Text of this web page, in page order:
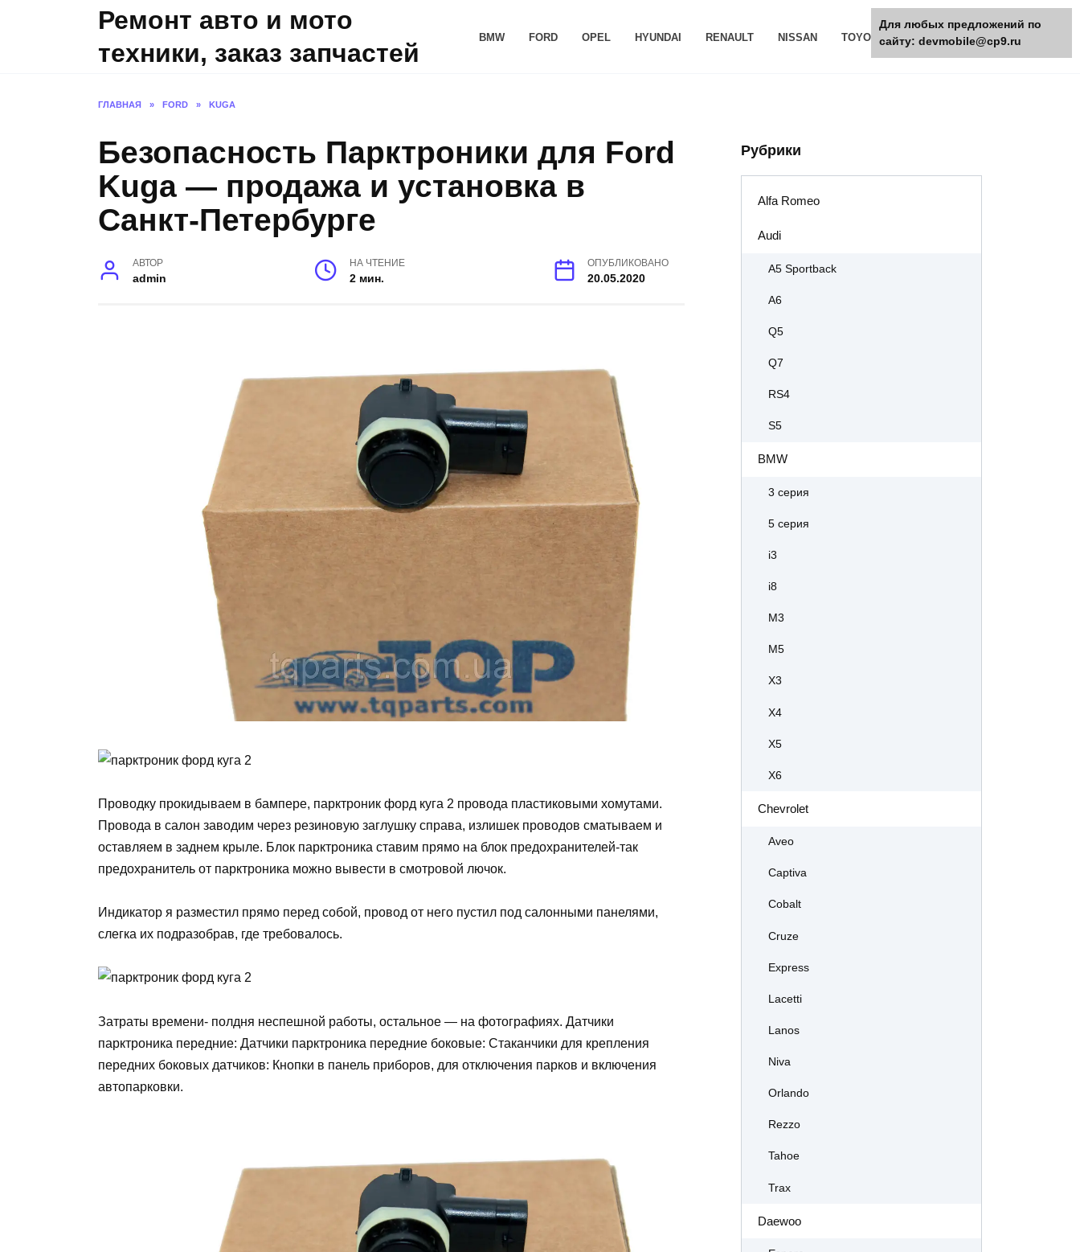
Ремонт авто и мото
техники, заказ запчастей
BMW FORD OPEL HYUNDAI RENAULT NISSAN TOYOTA РАЗНОЕ
ГЛАВНАЯ » FORD » KUGA
Безопасность Парктроники для Ford
Kuga — продажа и установка в
Санкт-Петербурге
АВТОР
admin
НА ЧТЕНИЕ
2 мин.
ОПУБЛИКОВАНО
20.05.2020
Проводку прокидываем в бампере, парктроник форд куга 2 провода пластиковыми хомутами.
Провода в салон заводим через резиновую заглушку справа, излишек проводов сматываем и
оставляем в заднем крыле. Блок парктроника ставим прямо на блок предохранителей-так
предохранитель от парктроника можно вывести в смотровой лючок.
Индикатор я разместил прямо перед собой, провод от него пустил под салонными панелями,
слегка их подразобрав, где требовалось.
Затраты времени- полдня неспешной работы, остальное — на фотографиях. Датчики
парктроника передние: Датчики парктроника передние боковые: Стаканчики для крепления
передних боковых датчиков: Кнопки в панель приборов, для отключения парков и включения
автопарковки.
Рубрики
Alfa Romeo
Audi
A5 Sportback
A6
Q5
Q7
RS4
S5
BMW
3 серия
5 серия
i3
i8
M3
M5
X3
X4
X5
X6
Chevrolet
Aveo
Captiva
Cobalt
Cruze
Express
Lacetti
Lanos
Niva
Orlando
Rezzo
Tahoe
Trax
Daewoo
Для любых предложений по
сайту: devmobile@cp9.ru